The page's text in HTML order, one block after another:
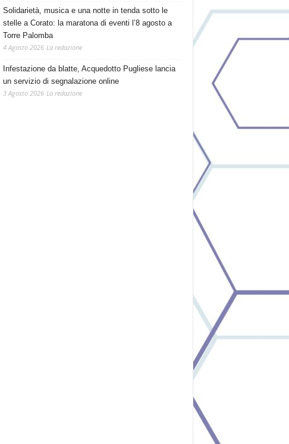
Solidarietà, musica e una notte in tenda sotto le
stelle a Corato: la maratona di eventi l’8 agosto a
Torre Palomba
4 Agosto 2026 La redazione
Infestazione da blatte, Acquedotto Pugliese lancia
un servizio di segnalazione online
3 Agosto 2026 La redazione